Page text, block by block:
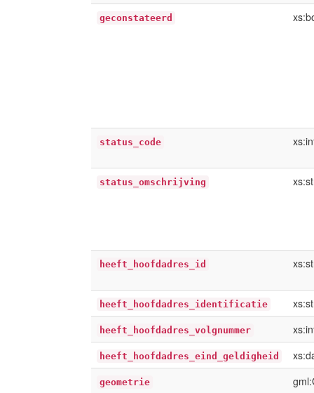
geconstateerd
status_code
status_omschrijving
heeft_hoofdadres_id
heeft_hoofdadres_identificatie
heeft_hoofdadres_volgnummer
heeft_hoofdadres_eind_geldigheid
geometrie